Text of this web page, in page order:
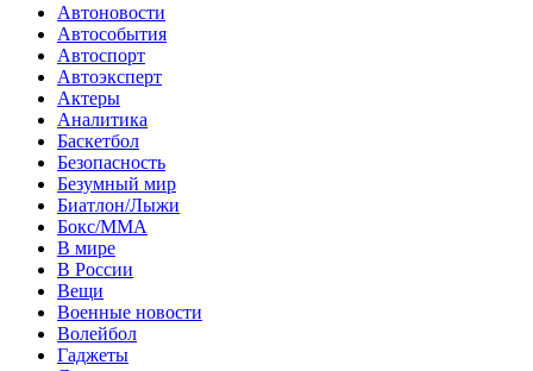
Автоновости
Автособытия
Автоспорт
Автоэксперт
Актеры
Аналитика
Баскетбол
Безопасность
Безумный мир
Биатлон/Лыжи
Бокс/MMA
В мире
В России
Вещи
Военные новости
Волейбол
Гаджеты